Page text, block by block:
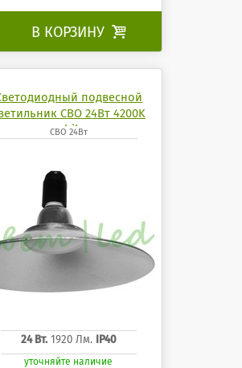
В КОРЗИНУ 
подвесной
СВО 24Вт 4200K
mobilux
СВО 24Вт
24 Вт.1920 Лм. IP40
уточняйте наличие